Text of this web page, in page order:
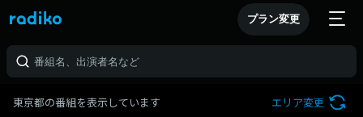
プラン変更
東京都の番組を表示しています エリア変更